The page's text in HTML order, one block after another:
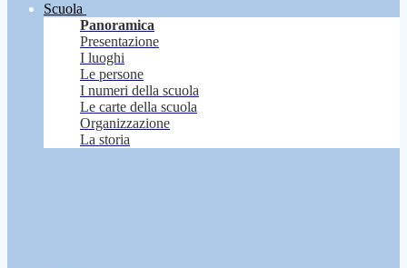
Scuola
Panoramica
Presentazione
I luoghi
Le persone
I numeri della scuola
Le carte della scuola
Organizzazione
La storia